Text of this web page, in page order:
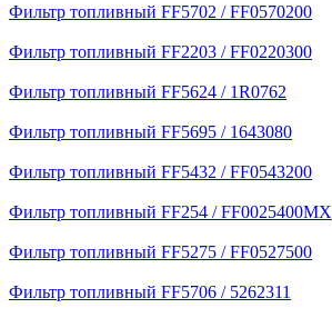
Фильтр топливный FF5702 / FF0570200
Фильтр топливный FF2203 / FF0220300
Фильтр топливный FF5624 / 1R0762
Фильтр топливный FF5695 / 1643080
Фильтр топливный FF5432 / FF0543200
Фильтр топливный FF254 / FF0025400MX
Фильтр топливный FF5275 / FF0527500
Фильтр топливный FF5706 / 5262311